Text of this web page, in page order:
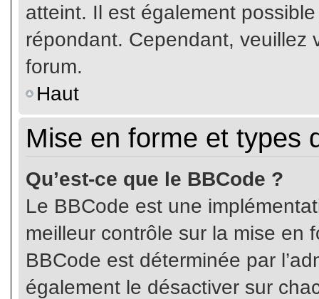
atteint. Il est également
répondant. Cependant, veuillez
forum.
Haut
Mise en forme et types
Qu’est-ce que le BBCode ?
Le BBCode est une
meilleur contrôle sur la mise en
BBCode est déterminée par
également le désactiver sur